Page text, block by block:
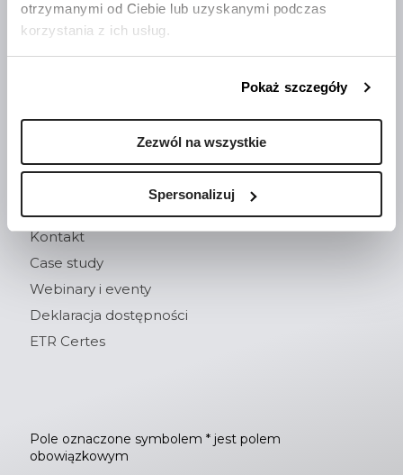
otrzymanymi od Ciebie lub uzyskanymi podczas
korzystania z ich usług.
Pokaż szczegóły
Zezwól na wszystkie
Spersonalizuj
O Certes
Kontakt
Case study
Webinary i eventy
Deklaracja dostępności
ETR Certes
Pole oznaczone symbolem * jest polem
obowiązkowym